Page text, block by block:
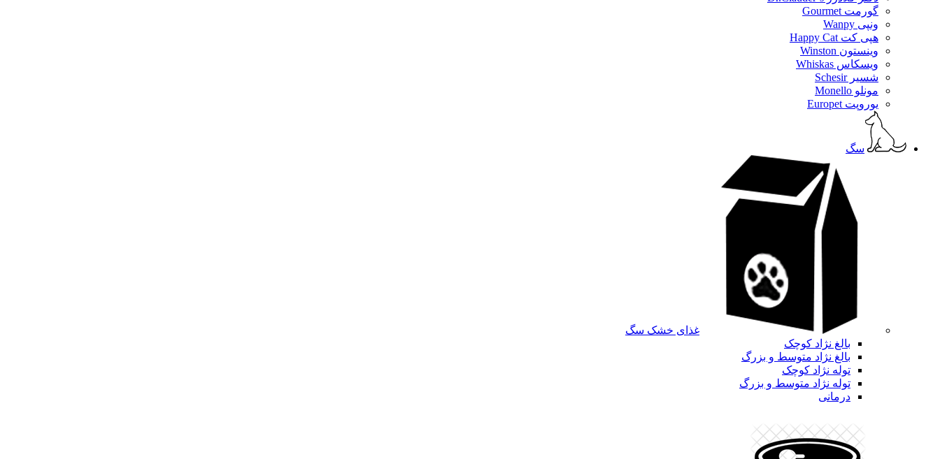
گورمت Gourmet
ونپی Wanpy
هپی کت Happy Cat
وینستون Winston
ویسکاس Whiskas
شسیر Schesir
مونلو Monello
یوروپت Europet
سگ
غذای خشک سگ
بالغ نژاد کوچک
بالغ نژاد متوسط و بزرگ
توله نژاد کوچک
توله نژاد متوسط و بزرگ
درمانی